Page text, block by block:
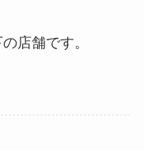
店舗です。